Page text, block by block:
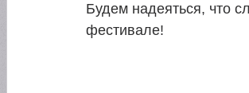
Будем надеяться, что
фестивале!